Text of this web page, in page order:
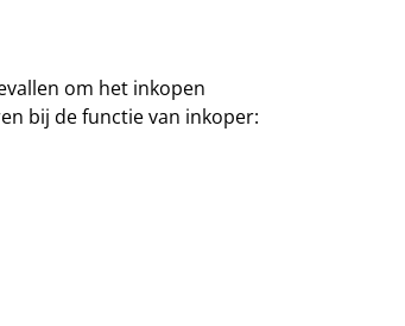
om het inkopen
bij de functie van inkoper: